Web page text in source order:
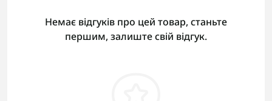
Немає відгуків про цей товар, станьте
першим, залиште свій відгук.